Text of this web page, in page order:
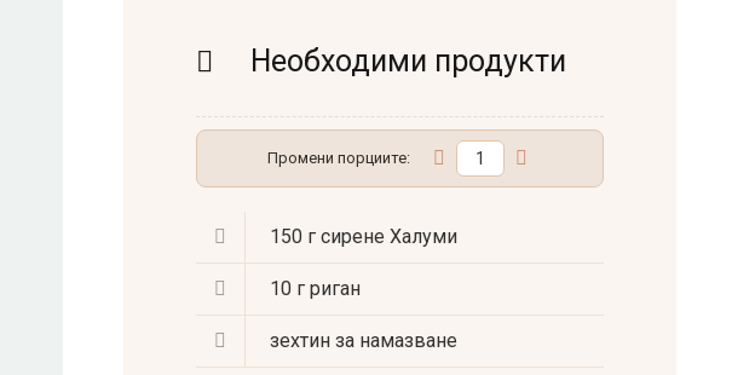
Необходими продукти
Промени порциите:
150 г сирене Халуми
10 г риган
зехтин за намазване